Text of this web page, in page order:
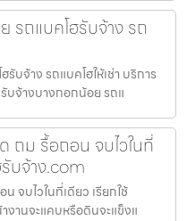
รถแบคโฮรับจ้าง รถ
บจ้าง รถแบคโฮให้เช่า บริการ
บจ้างบางกอกน้อย รถแ
ถม รื้อถอน จบไวในที่
บจ้าง.com
จบไวในที่เดียว เรียกใช้
านจะแคบหรือดินจะแข็งแ